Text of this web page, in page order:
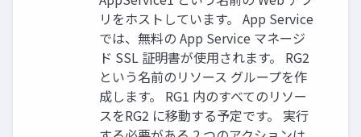
リをホストしています。 App Service
では、無料の App Service マネージ
ド SSL 証明書が使用されます。 RG2
という名前のリソース グループを作
成します。 RG1 内のすべてのリソー
スをRG2 に移動する予定です。 実行